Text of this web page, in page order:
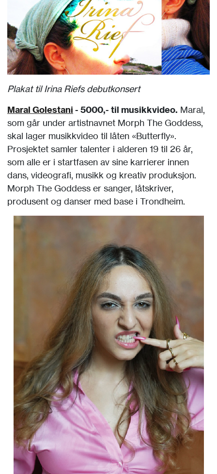
Plakat til Irina Riefs debutkonsert
Maral Golestani - 5000,- til musikkvideo. Maral,
som går under artistnavnet Morph The Goddess,
skal lager musikkvideo til låten «Butterfly».
Prosjektet samler talenter i alderen 19 til 26 år,
som alle er i startfasen av sine karrierer innen
dans, videografi, musikk og kreativ produksjon.
Morph The Goddess er sanger, låtskriver,
produsent og danser med base i Trondheim.